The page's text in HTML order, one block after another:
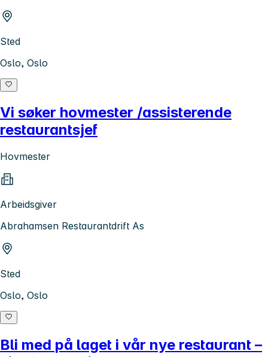
Sted
Oslo, Oslo
Vi søker hovmester /assisterende
restaurantsjef
Hovmester
Arbeidsgiver
Abrahamsen Restaurantdrift As
Sted
Oslo, Oslo
Bli med på laget i vår nye restaurant –